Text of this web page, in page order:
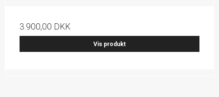
3.900,00 DKK
Vis produkt